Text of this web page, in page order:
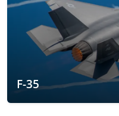
F-35